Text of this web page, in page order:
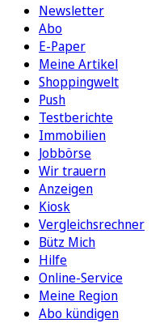
Newsletter
Abo
E-Paper
Meine Artikel
Shoppingwelt
Push
Testberichte
Immobilien
Jobbörse
Wir trauern
Anzeigen
Kiosk
Vergleichsrechner
Bütz Mich
Hilfe
Online-Service
Meine Region
Abo kündigen